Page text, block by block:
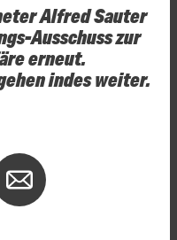
Alfred Sauter
Ausschuss zur
erneut.
indes weiter.